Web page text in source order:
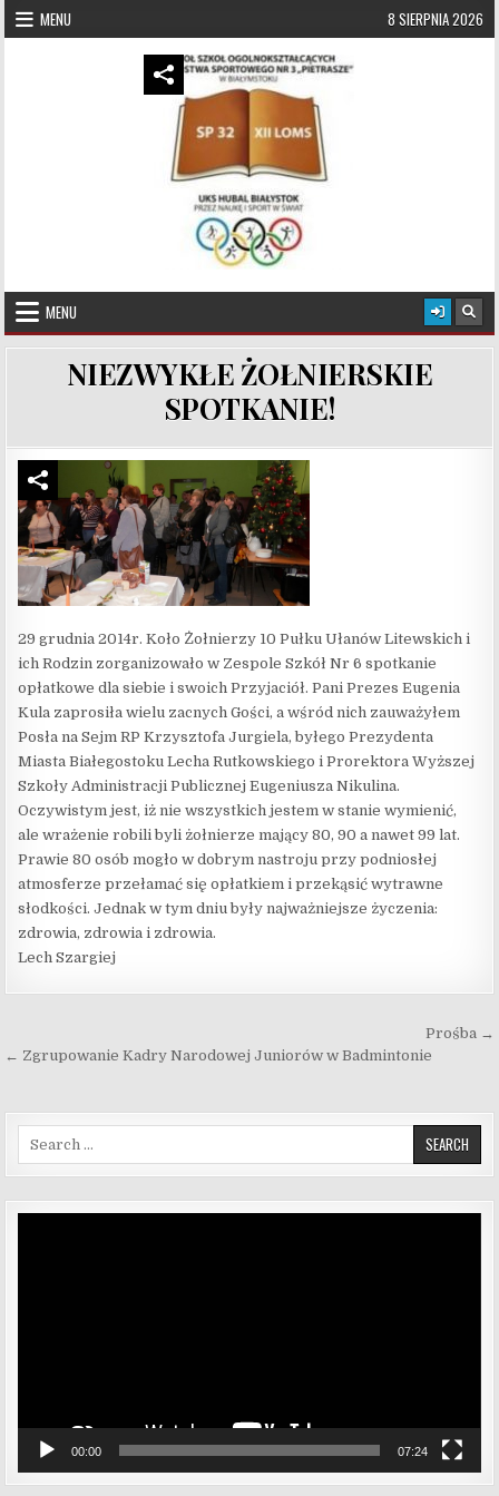
Skip to content
MENU 8 SIERPNIA 2026
UKS Hubal Białystok
MENU
NIEZWYKŁE ŻOŁNIERSKIE
SPOTKANIE!
29 grudnia 2014r. Koło Żołnierzy 10 Pułku Ułanów Litewskich i
ich Rodzin zorganizowało w Zespole Szkół Nr 6 spotkanie
opłatkowe dla siebie i swoich Przyjaciół. Pani Prezes Eugenia
Kula zaprosiła wielu zacnych Gości, a wśród nich zauważyłem
Posła na Sejm RP Krzysztofa Jurgiela, byłego Prezydenta
Miasta Białegostoku Lecha Rutkowskiego i Prorektora Wyższej
Szkoły Administracji Publicznej Eugeniusza Nikulina.
Oczywistym jest, iż nie wszystkich jestem w stanie wymienić,
ale wrażenie robili byli żołnierze mający 80, 90 a nawet 99 lat.
Prawie 80 osób mogło w dobrym nastroju przy podniosłej
atmosferze przełamać się opłatkiem i przekąsić wytrawne
słodkości. Jednak w tym dniu były najważniejsze życzenia:
zdrowia, zdrowia i zdrowia.
Lech Szargiej
Prośba →
← Zgrupowanie Kadry Narodowej Juniorów w Badmintonie
Search for:
00:00 07:24